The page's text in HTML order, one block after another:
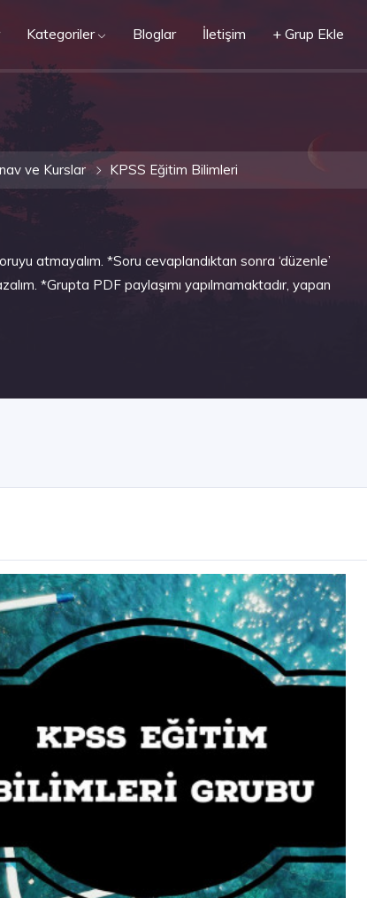
Kategoriler Bloglar İletişim + Grup Ekle
ve Kurslar KPSS Eğitim Bilimleri
atmayalım. *Soru cevaplandıktan sonra ‘düzenle’
*Grupta PDF paylaşımı yapılmamaktadır, yapan